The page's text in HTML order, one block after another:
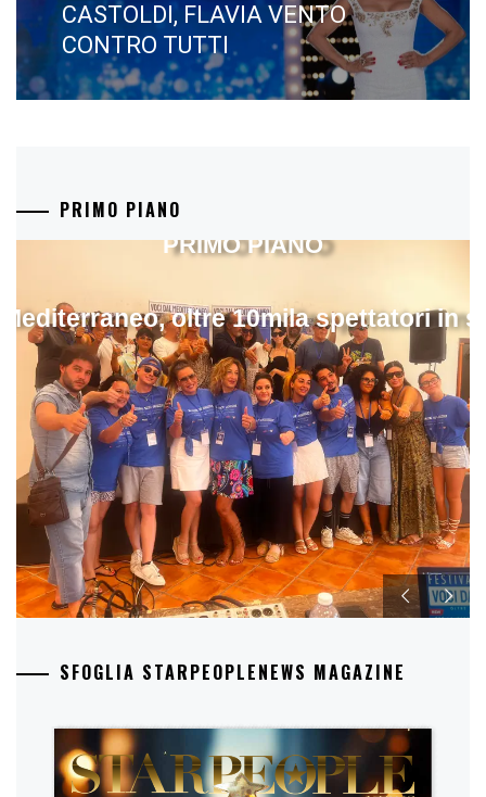
CASTOLDI, FLAVIA VENTO
CONTRO TUTTI
PRIMO PIANO
oltre 10mila spettatori in
PRIMO PIANO
SFOGLIA STARPEOPLENEWS MAGAZINE